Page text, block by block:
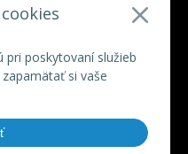
poskytovaní služieb
si vaše
228 822